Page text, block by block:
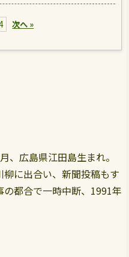
次へ »
、広島県江田島生まれ。
に出合い、新聞投稿もす
都合で一時中断、1991年